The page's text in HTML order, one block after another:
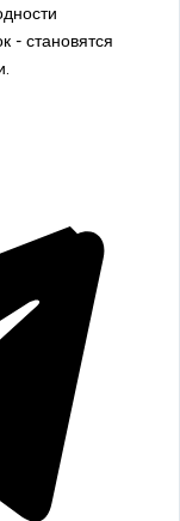
- становятся